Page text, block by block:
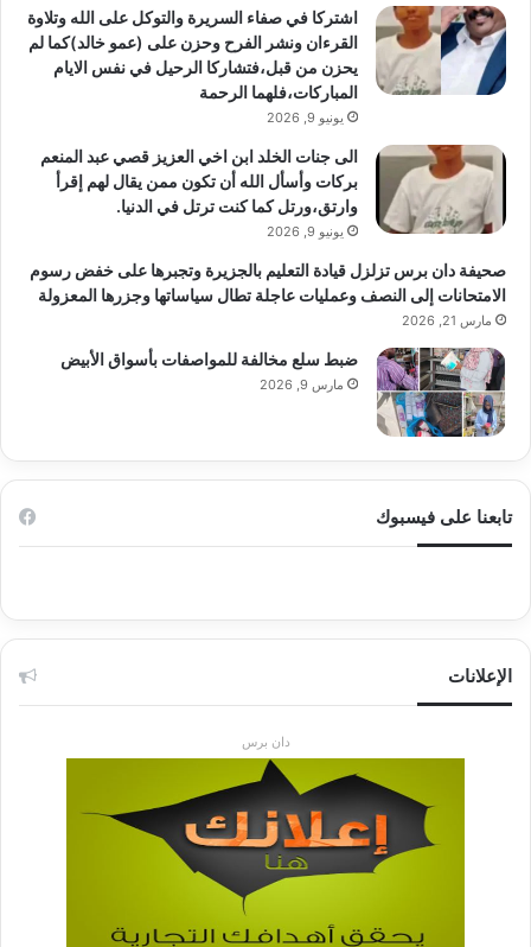
اشتركا في صفاء السريرة والتوكل على الله وتلاوة
القرءان ونشر الفرح وحزن على (عمو خالد)كما لم
يحزن من قبل،فتشاركا الرحيل في نفس الايام
المباركات،فلهما الرحمة
يونيو 9, 2026
الى جنات الخلد ابن اخي العزيز قصي عبد المنعم
بركات وأسأل الله أن تكون ممن يقال لهم إقرأ
وارتق،ورتل كما كنت ترتل في الدنيا.
يونيو 9, 2026
صحيفة دان برس تزلزل قيادة التعليم بالجزيرة وتجبرها على خفض رسوم
الامتحانات إلى النصف وعمليات عاجلة تطال سياساتها وجزرها المعزولة
مارس 21, 2026
ضبط سلع مخالفة للمواصفات بأسواق الأبيض
مارس 9, 2026
تابعنا على فيسبوك
الإعلانات
دان برس